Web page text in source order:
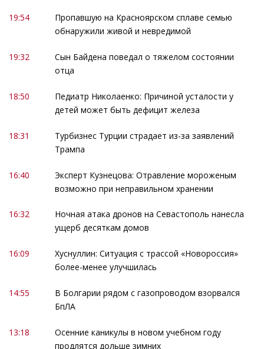
19:54
Пропавшую на Красноярском сплаве семью
обнаружили живой и невредимой
19:32
Сын Байдена поведал о тяжелом состоянии
отца
18:50
Педиатр Николаенко: Причиной усталости у
детей может быть дефицит железа
18:31
Турбизнес Турции страдает из-за заявлений
Трампа
16:40
Эксперт Кузнецова: Отравление мороженым
возможно при неправильном хранении
16:32
Ночная атака дронов на Севастополь нанесла
ущерб десяткам домов
16:09
Хуснуллин: Ситуация с трассой «Новороссия»
более-менее улучшилась
14:55
В Болгарии рядом с газопроводом взорвался
БпЛА
13:18
Осенние каникулы в новом учебном году
продлятся дольше зимних